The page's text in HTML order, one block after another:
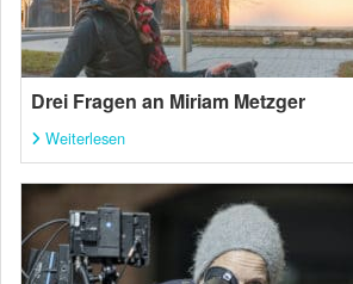
Drei Fragen an Miriam Metzger
Weiterlesen